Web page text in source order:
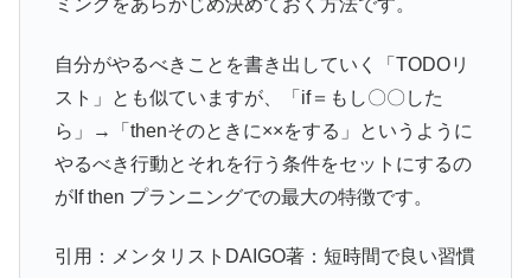
ミングをあらかじめ決めておく方法です。
自分がやるべきことを書き出していく「TODOリ
スト」とも似ていますが、「if＝もし〇〇した
ら」→「thenそのときに××をする」というように
やるべき行動とそれを行う条件をセットにするの
がIf then プランニングでの最大の特徴です。
引用：メンタリストDAIGO著：短時間で良い習慣